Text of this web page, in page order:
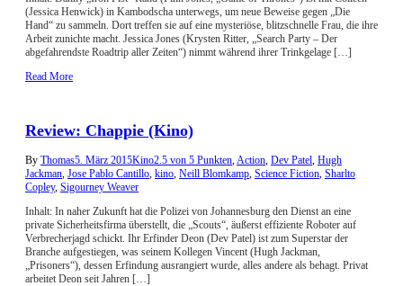
(Jessica Henwick) in Kambodscha unterwegs, um neue Beweise gegen „Die
Hand“ zu sammeln. Dort treffen sie auf eine mysteriöse, blitzschnelle Frau, die ihre
Arbeit zunichte macht. Jessica Jones (Krysten Ritter, „Search Party – Der
abgefahrendste Roadtrip aller Zeiten“) nimmt während ihrer Trinkgelage […]
Read More
Review: Chappie (Kino)
By Thomas5. März 2015Kino2.5 von 5 Punkten Action Dev Patel Hugh
Jackman Jose Pablo Cantillo kino Neill Blomkamp Science Fiction Sharlto
Copley, Sigourney Weaver
Inhalt: In naher Zukunft hat die Polizei von Johannesburg den Dienst an eine
private Sicherheitsfirma überstellt, die „Scouts“, äußerst effiziente Roboter auf
Verbrecherjagd schickt. Ihr Erfinder Deon (Dev Patel) ist zum Superstar der
Branche aufgestiegen, was seinem Kollegen Vincent (Hugh Jackman,
„Prisoners“), dessen Erfindung ausrangiert wurde, alles andere als behagt. Privat
arbeitet Deon seit Jahren […]